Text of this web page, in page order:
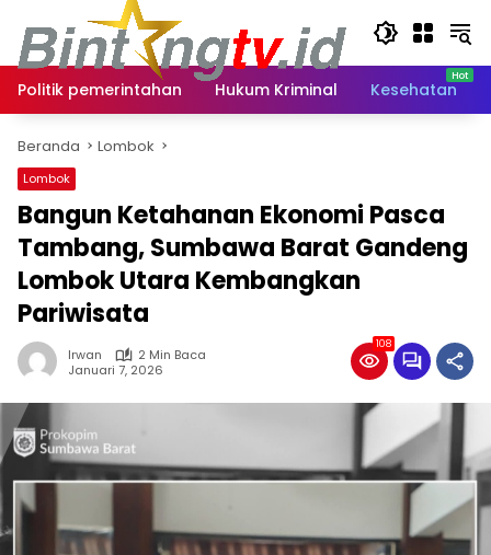
konten
Politik pemerintahan
Hukum Kriminal Kesehatan
Beranda Lombok
Lombok
Bangun Ketahanan Ekonomi Pasca
Tambang, Sumbawa Barat Gandeng
Lombok Utara Kembangkan
Pariwisata
Irwan
2 Min Baca
Januari 7, 2026
108